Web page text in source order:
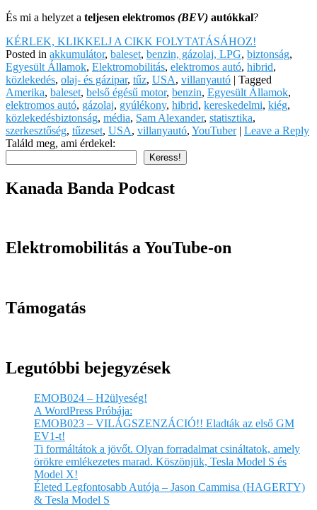
És mi a helyzet a teljesen elektromos (BEV) autókkal?
KÉRLEK, KLIKKELJ A CIKK FOLYTATÁSÁHOZ!
Posted in akkumulátor, baleset, benzin, gázolaj, LPG, biztonság,
Egyesült Államok, Elektromobilitás, elektromos autó, hibrid,
közlekedés, olaj- és gázipar, tűz, USA, villanyautó | Tagged
Amerika, baleset, belső égésű motor, benzin, Egyesült Államok,
elektromos autó, gázolaj, gyúlékony, hibrid, kereskedelmi, kiég,
közlekedésbiztonság, média, Sam Alexander, statisztika,
szerkesztőség, tűzeset, USA, villanyautó, YouTuber | Leave a Reply
Találd meg, ami érdekel:
Keress!
Kanada Banda Podcast
Elektromobilitás a YouTube-on
Támogatás
Legutóbbi bejegyzések
EMOB024 – H2ülyeség!
A WordPress Próbája:
EMOB023 – VILÁGSZENZÁCIÓ!! Eladták az első GM
EV1-t!
Ti formáltátok a jövőt. Olyan forradalmat csináltatok, amely
örökre emlékezetes marad. Köszönjük, Tesla Model S és
Model X!
Életed Legfontosabb Autója – Jason Cammisa (HAGERTY)
& Tesla Model S